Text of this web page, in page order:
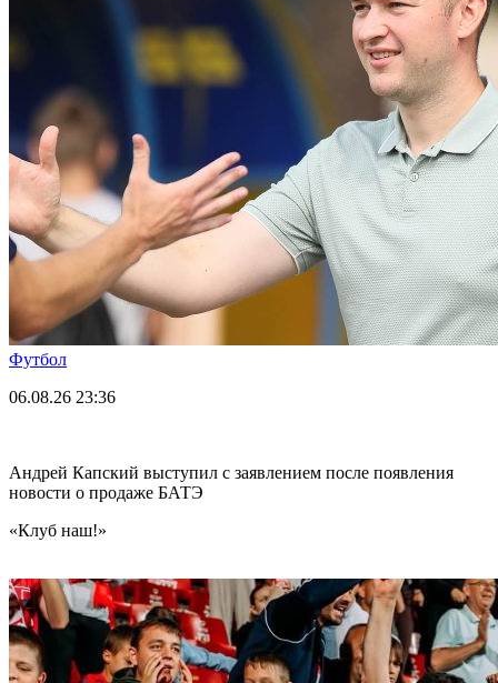
Футбол
06.08.26 23:36
Андрей Капский выступил с заявлением после появления
новости о продаже БАТЭ
«Клуб наш!»